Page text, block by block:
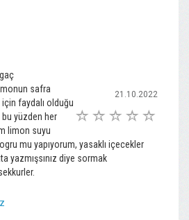
21.10.2022
safra
faydalı olduğu
yüzden her
limon suyu
mu yapıyorum, yasaklı içecekler
yazmışsınız diye sormak